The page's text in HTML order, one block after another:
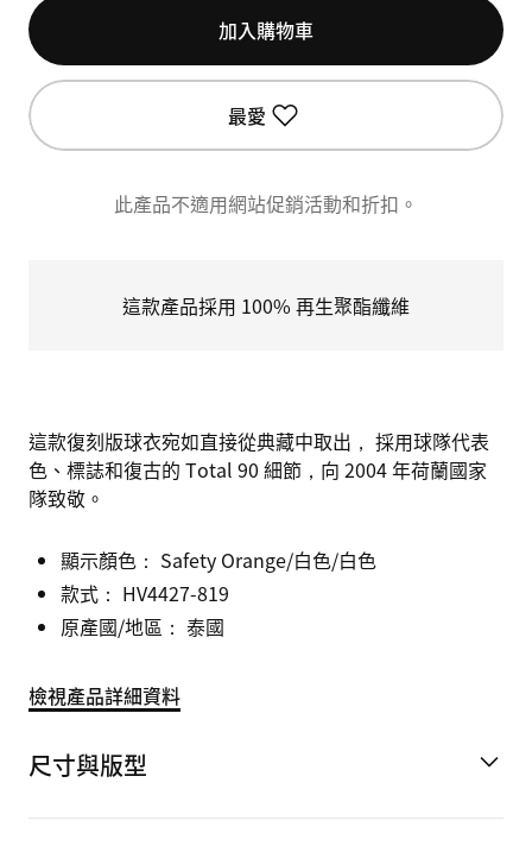
加入購物車
最愛
此產品不適用網站促銷活動和折扣。
這款產品採用 100% 再生聚酯纖維
這款復刻版球衣宛如直接從典藏中取出， 採用球隊代表
色、標誌和復古的 Total 90 細節，向 2004 年荷蘭國家
隊致敬。
顯示顏色： Safety Orange/白色/白色
款式： HV4427-819
原產國/地區： 泰國
檢視產品詳細資料
尺寸與版型